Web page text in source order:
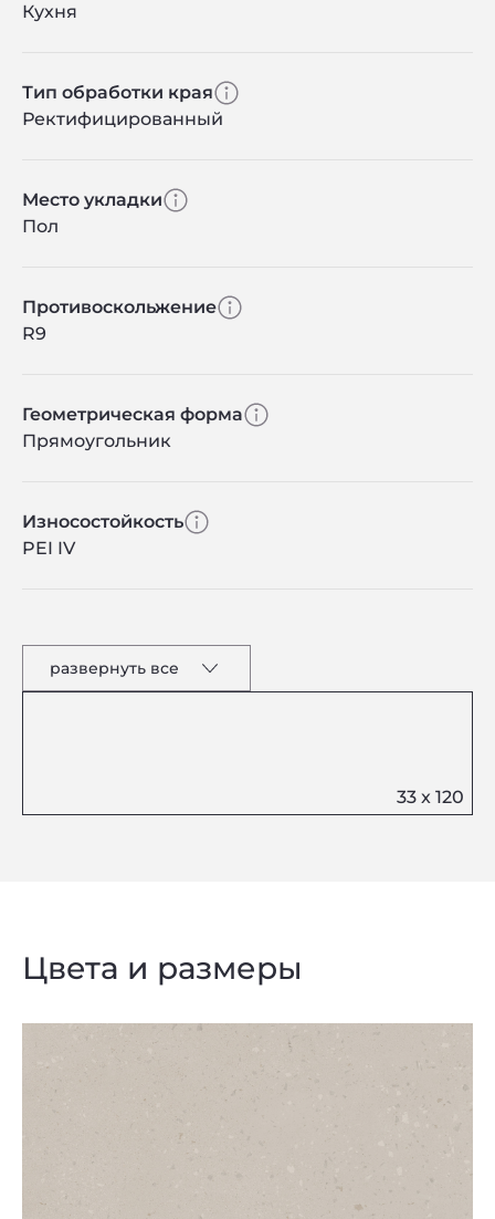
Кухня
Тип обработки края
Ректифицированный
Место укладки
Пол
Противоскольжение
R9
Геометрическая форма
Прямоугольник
Износостойкость
PEI IV
развернуть все
Цвета и размеры